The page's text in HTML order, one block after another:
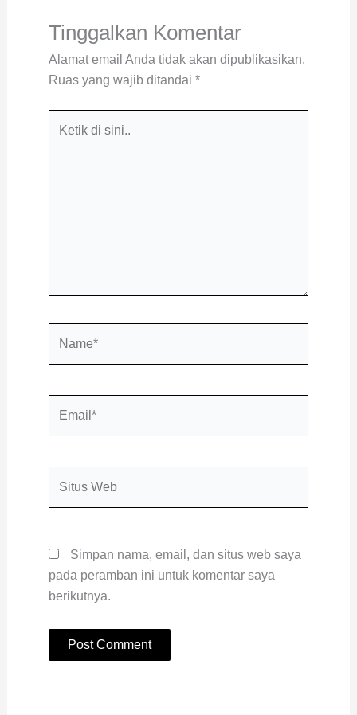
Tinggalkan Komentar
Alamat email Anda tidak akan dipublikasikan.
Ruas yang wajib ditandai *
Simpan nama, email, dan situs web saya
pada peramban ini untuk komentar saya
berikutnya.